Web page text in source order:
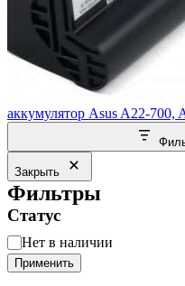
аккумулятор Asus A22-700,
Закрыть
Фильтры
Статус
Статус
Нет в наличии
Применить